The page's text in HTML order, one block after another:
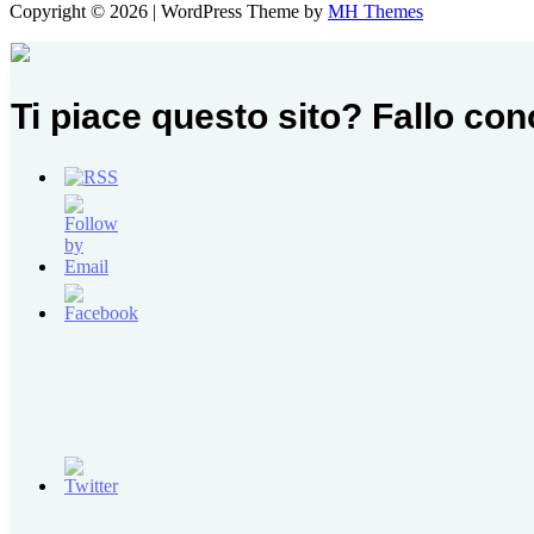
Copyright © 2026 | WordPress Theme by MH Themes
Ti piace questo sito? Fallo